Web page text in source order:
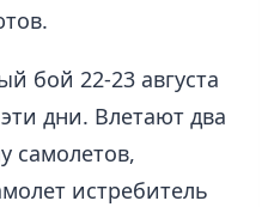
бой 22-23 августа
дни. Влетают два
самолетов,
истребитель